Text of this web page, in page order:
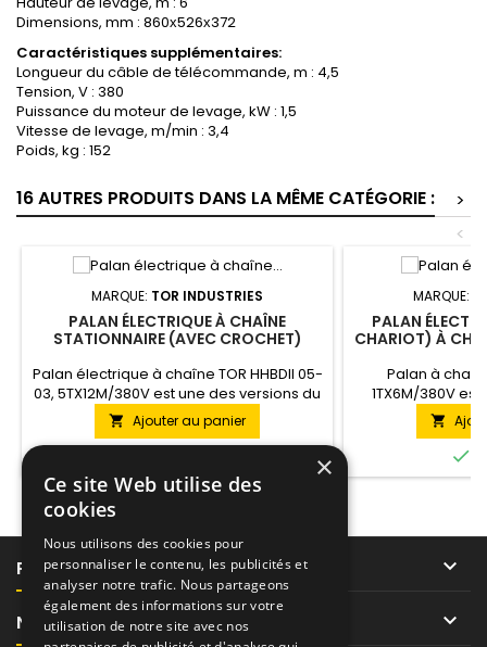
Dimensions, mm : 860х526х372
Caractéristiques supplémentaires:
Longueur du câble de télécommande, m : 4,5
Tension, V : 380
Puissance du moteur de levage, kW : 1,5
Vitesse de levage, m/min : 3,4
Poids, kg : 152
16 AUTRES PRODUITS DANS LA MÊME CATÉGORIE :
>
<
MARQUE: TOR INDUSTRIES
PALAN ÉLECTRIQUE À CHAÎNE
STATIONNAIRE (AVEC CROCHET)
Palan électrique à chaîne TOR HHBDII 05-
03, 5TX12M/380V est une des versions du
modèle HHBDII. Cette version soulève
des charges pesant jusqu'à 5 tonnes
palan est réalisé en version stationnaire.
Alimenté par AC 380V.
 Ajouter au panier
MARQUE:
PALAN
CHARIOT) À
Palan à
1TX6M/380V
modèle HHBD.
charges pesant
une hauteur de
réalisé en


PRODUITS 
NOTRE SOCIÉTÉ 
×
Ce site Web utilise des
cookies
Nous utilisons des cookies pour
personnaliser le contenu, les publicités et
analyser notre trafic. Nous partageons
également des informations sur votre
utilisation de notre site avec nos